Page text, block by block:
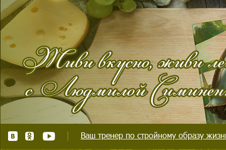
Ваш тренер по стройному образу